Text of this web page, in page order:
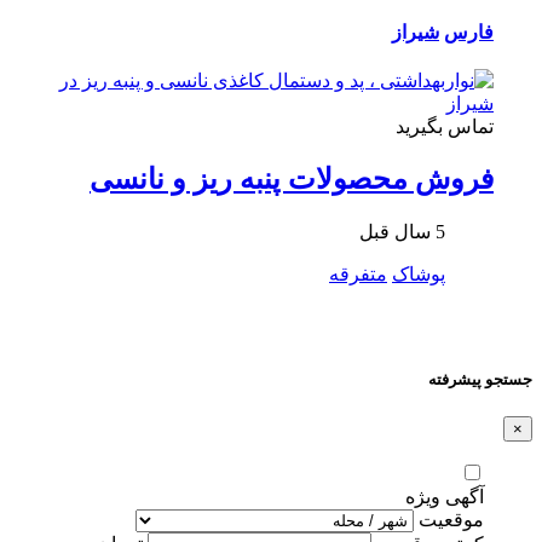
فارس شیراز
تماس بگیرید
فروش محصولات پنبه ریز و نانسی
5 سال قبل
پوشاک متفرقه
جستجو پیشرفته
×
آگهی ویژه
موقعیت